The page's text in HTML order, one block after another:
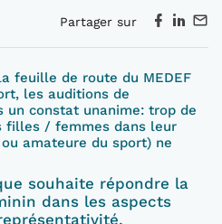
Partager sur
feuille de route du MEDEF
les auditions de
un constat unanime: trop de
filles / femmes dans leur
amateure du sport) ne
souhaite répondre la
dans les aspects